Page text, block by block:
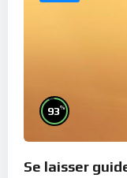
93%
Se laisser